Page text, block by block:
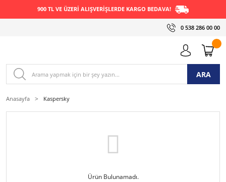
900 TL VE ÜZERİ ALIŞVERİŞLERDE KARGO BEDAVA!
0 538 286 00 00
ARA
Anasayfa Kaspersky
Ürün Bulunamadı.